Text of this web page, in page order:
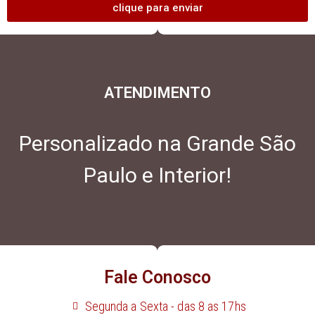
clique para enviar
ATENDIMENTO
Personalizado na Grande São
Paulo e Interior!
Fale Conosco
Segunda a Sexta - das 8 as 17hs